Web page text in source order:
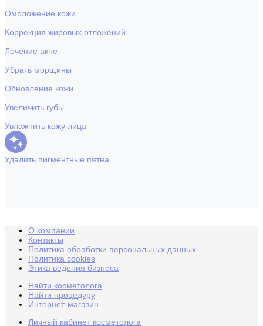
Омоложение кожи
Коррекция жировых отложений
Лечение акне
Убрать морщины
Обновление кожи
Увеличить губы
Увлажнить кожу лица
Удалить пигментные пятна
О компании
Контакты
Политика обработки персональных данных
Политика cookies
Этика ведения бизнеса
Найти косметолога
Найти процедуру
Интернет-магазин
Личный кабинет косметолога